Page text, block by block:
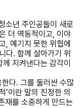
소년 주인공들이 새로
더 역동적이고, 이야
,예기치 못한 위협에
다.함께 살아가기 위
지켜낸다는 감각이
한다.그를 둘러싼 수많
’이란 말의 진정한 의
재를 소중하게 만드는